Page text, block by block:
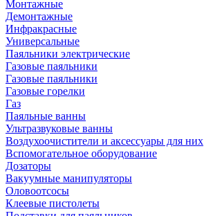
Монтажные
Демонтажные
Инфракрасные
Универсальные
Паяльники электрические
Газовые паяльники
Газовые паяльники
Газовые горелки
Газ
Паяльные ванны
Ультразвуковые ванны
Воздухоочистители и аксессуары для них
Вспомогательное оборудование
Дозаторы
Вакуумные манипуляторы
Оловоотсосы
Клеевые пистолеты